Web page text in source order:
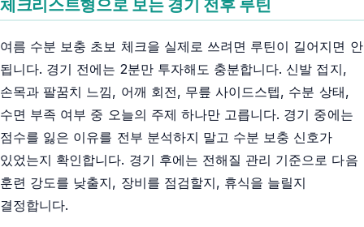
체크리스트형으로 보는 경기 전후 루틴
여름 수분 보충 초보 체크을 실제로 쓰려면 루틴이 길어지면 안
됩니다. 경기 전에는 2분만 투자해도 충분합니다. 신발 접지,
손목과 팔꿈치 느낌, 어깨 회전, 무릎 사이드스텝, 수분 상태,
수면 부족 여부 중 오늘의 주제 하나만 고릅니다. 경기 중에는
점수를 잃은 이유를 전부 분석하지 말고 수분 보충 신호가
있었는지 확인합니다. 경기 후에는 전해질 관리 기준으로 다음
훈련 강도를 낮출지, 장비를 점검할지, 휴식을 늘릴지
결정합니다.